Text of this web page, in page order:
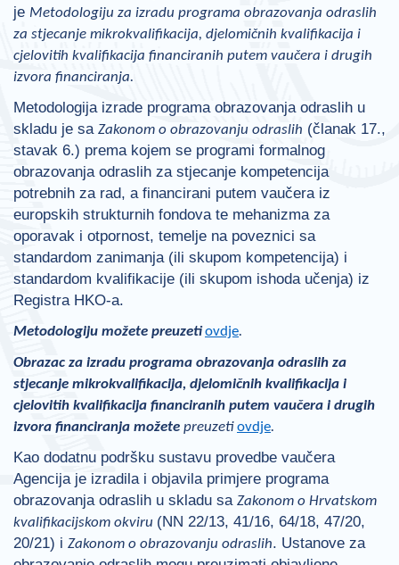
je Metodologiju za izradu programa obrazovanja odraslih
za stjecanje mikrokvalifikacija, djelomičnih kvalifikacija i
cjelovitih kvalifikacija financiranih putem vaučera i drugih
izvora financiranja.
Metodologija izrade programa obrazovanja odraslih u
skladu je sa Zakonom o obrazovanju odraslih (članak 17.,
stavak 6.) prema kojem se programi formalnog
obrazovanja odraslih za stjecanje kompetencija
potrebnih za rad, a financirani putem vaučera iz
europskih strukturnih fondova te mehanizma za
oporavak i otpornost, temelje na poveznici sa
standardom zanimanja (ili skupom kompetencija) i
standardom kvalifikacije (ili skupom ishoda učenja) iz
Registra HKO-a.
Metodologiju možete preuzetiovdje.
Obrazac za izradu programa obrazovanja odraslih za
stjecanje mikrokvalifikacija, djelomičnih kvalifikacija i
cjelovitih kvalifikacija financiranih putem vaučera i drugih
izvora financiranja možete preuzetiovdje.
Kao dodatnu podršku sustavu provedbe vaučera
Agencija je izradila i objavila primjere programa
obrazovanja odraslih u skladu sa Zakonom o Hrvatskom
kvalifikacijskom okviru (NN 22/13, 41/16, 64/18, 47/20,
20/21) i Zakonom o obrazovanju odraslih. Ustanove za